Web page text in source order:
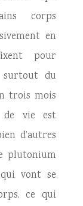
corps
en
pour
surtout du
trois mois
de vie est
d’autres
plutonium
vont se
ce qui